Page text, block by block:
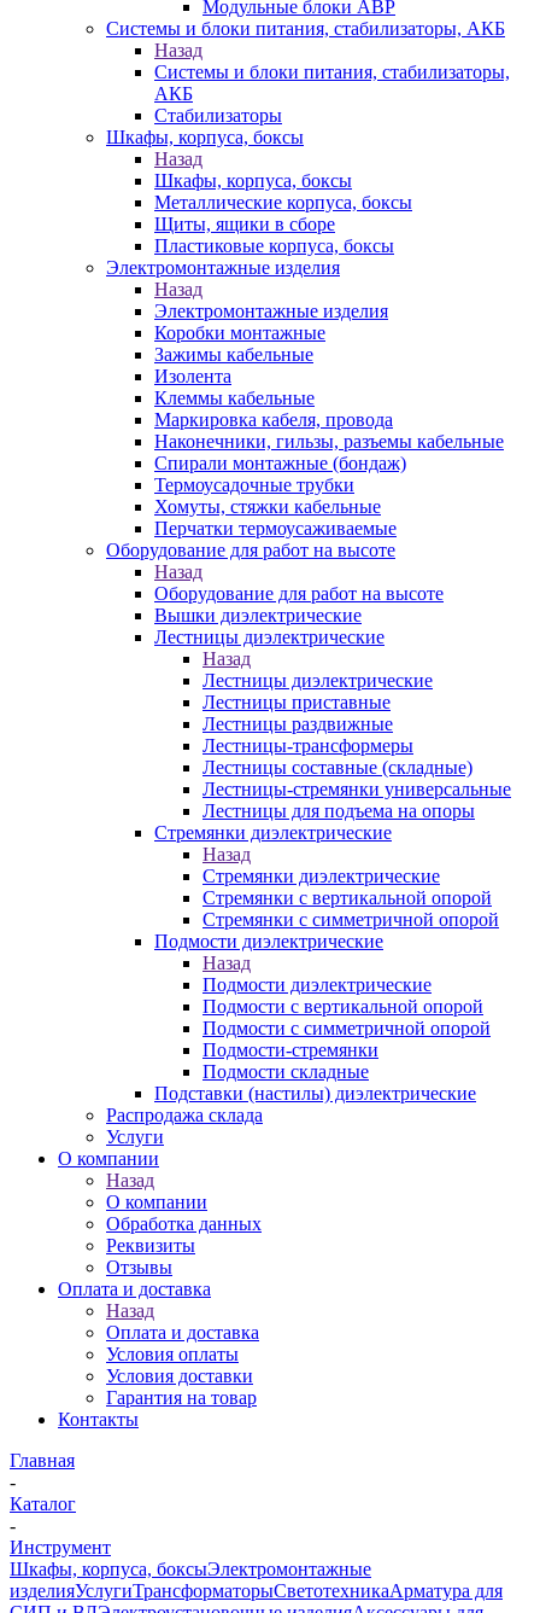
Модульные блоки АВР
Системы и блоки питания, стабилизаторы, АКБ
Назад
Системы и блоки питания, стабилизаторы,
АКБ
Стабилизаторы
Шкафы, корпуса, боксы
Назад
Шкафы, корпуса, боксы
Металлические корпуса, боксы
Щиты, ящики в сборе
Пластиковые корпуса, боксы
Электромонтажные изделия
Назад
Электромонтажные изделия
Коробки монтажные
Зажимы кабельные
Изолента
Клеммы кабельные
Маркировка кабеля, провода
Наконечники, гильзы, разъемы кабельные
Спирали монтажные (бондаж)
Термоусадочные трубки
Хомуты, стяжки кабельные
Перчатки термоусаживаемые
Оборудование для работ на высоте
Назад
Оборудование для работ на высоте
Вышки диэлектрические
Лестницы диэлектрические
Назад
Лестницы диэлектрические
Лестницы приставные
Лестницы раздвижные
Лестницы-трансформеры
Лестницы составные (складные)
Лестницы-стремянки универсальные
Лестницы для подъема на опоры
Стремянки диэлектрические
Назад
Стремянки диэлектрические
Стремянки с вертикальной опорой
Стремянки с симметричной опорой
Подмости диэлектрические
Назад
Подмости диэлектрические
Подмости с вертикальной опорой
Подмости с симметричной опорой
Подмости-стремянки
Подмости складные
Подставки (настилы) диэлектрические
Распродажа склада
Услуги
О компании
Назад
О компании
Обработка данных
Реквизиты
Отзывы
Оплата и доставка
Назад
Оплата и доставка
Условия оплаты
Условия доставки
Гарантия на товар
Контакты
Главная
-
Каталог
-
Инструмент
Шкафы, корпуса, боксыЭлектромонтажные
изделияУслугиТрансформаторыСветотехникаАрматура для